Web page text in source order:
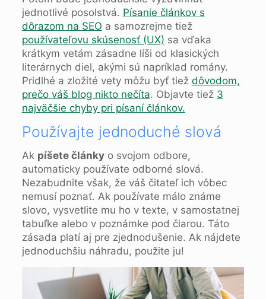
jednotlivé posolstvá. Písanie článkov s
dôrazom na SEO a samozrejme tiež
používateľovu skúsenosť (UX) sa vďaka
krátkym vetám zásadne líši od klasických
literárnych diel, akými sú napríklad romány.
Pridlhé a zložité vety môžu byť tiež dôvodom,
prečo váš blog nikto nečíta. Objavte tiež 3
najväčšie chyby pri písaní článkov.
Používajte jednoduché slová
Ak píšete článkyo svojom odbore,
automaticky používate odborné slová.
Nezabudnite však, že váš čitateľ ich vôbec
nemusí poznať. Ak používate málo známe
slovo, vysvetlite mu ho v texte, v samostatnej
tabuľke alebo v poznámke pod čiarou. Táto
zásada platí aj pre zjednodušenie. Ak nájdete
jednoduchšiu náhradu, použite ju!